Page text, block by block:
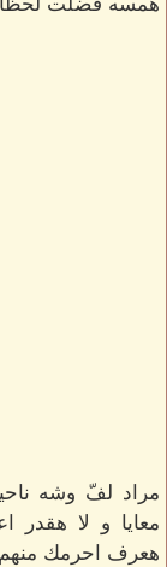
مراد لفّ وشه
معايا و لا هقدر
هعرف احرمك منهم